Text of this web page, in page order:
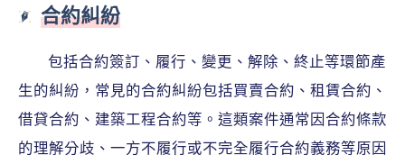
合約糾紛
包括合約簽訂、履行、變更、解除、終止等環節產
生的糾紛，常見的合約糾紛包括買賣合約、租賃合約、
借貸合約、建築工程合約等。這類案件通常因合約條款
的理解分歧、一方不履行或不完全履行合約義務等原因